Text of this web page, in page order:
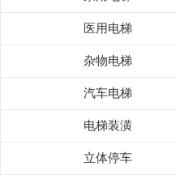
医用电梯
杂物电梯
汽车电梯
电梯装潢
立体停车